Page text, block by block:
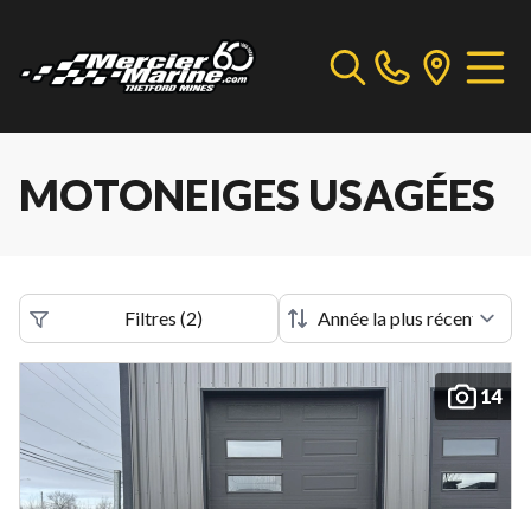
MOTONEIGES USAGÉES
Filtres (2)
14